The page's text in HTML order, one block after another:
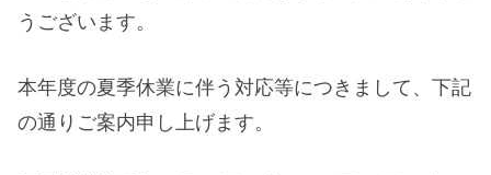
うございます。
本年度の夏季休業に伴う対応等につきまして、下記
の通りご案内申し上げます。